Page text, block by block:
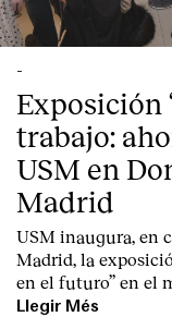
-
Exposición
trabajo:
USM en
Madrid
USM inaugura, en
Madrid, la
en el futuro” en el
Llegir Més